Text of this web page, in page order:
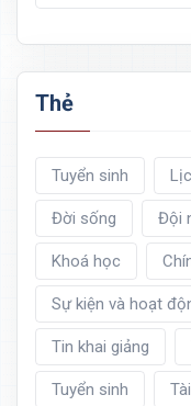
Thẻ
Tuyển sinh
Đời sống Đội
Khoá học
Sự kiện và hoạt
Tin khai giảng
Tuyển sinh